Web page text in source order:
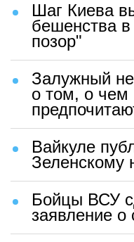
Шаг Киева
бешенства
позор"
Залужный
о том, о чем
Вайкуле
Зеленскому
Бойцы ВСУ
заявление о